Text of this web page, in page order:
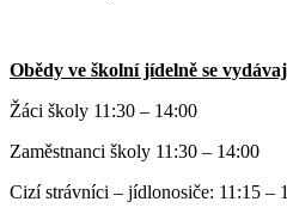
Obědy ve školní jídelně se
Žáci školy 11:30 – 14:00
Zaměstnanci školy 11:30 – 14:00
Cizí strávníci – jídlonosiče: 11:15 –